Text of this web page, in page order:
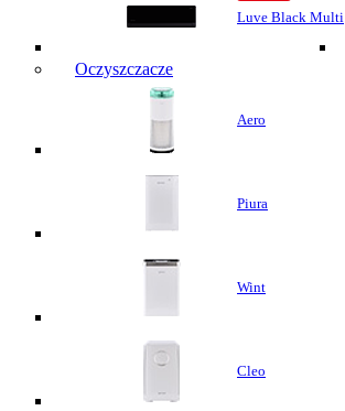
Luve Black Multi
Oczyszczacze
Aero
Piura
Wint
Cleo